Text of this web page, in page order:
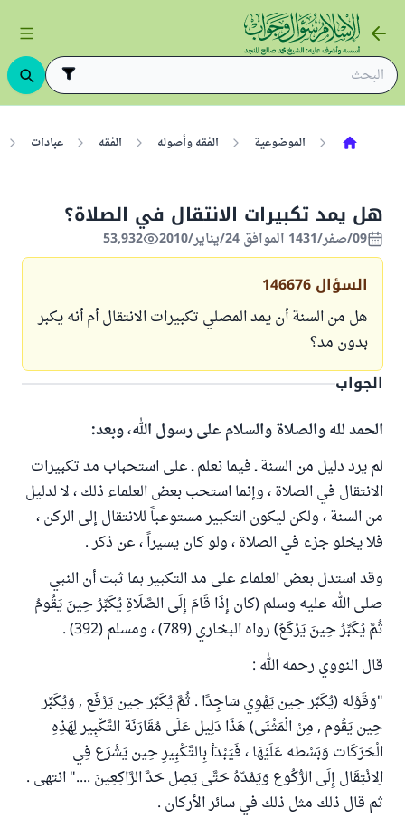
الموضوعية الفقه وأصوله الفقه عبادات
هل يمد تكبيرات الانتقال في الصلاة؟
09/صفر/1431 الموافق 24/يناير/2010 53,932
السؤال 146676
هل من السنة أن يمد المصلي تكبيرات الانتقال أم أنه يكبر
بدون مد؟
الجواب
الحمد لله والصلاة والسلام على رسول الله، وبعد:
لم يرد دليل من السنة ـ فيما نعلم ـ على استحباب مد تكبيرات
الانتقال في الصلاة ، وإنما استحب بعض العلماء ذلك ، لا لدليل
من السنة ، ولكن ليكون التكبير مستوعباً للانتقال إلى الركن ،
فلا يخلو جزء في الصلاة ، ولو كان يسيراً ، عن ذكر .
وقد استدل بعض العلماء على مد التكبير بما ثبت أن النبي
صلى الله عليه وسلم (كان إِذَا قَامَ إِلَى الصَّلَاةِ يُكَبِّرُ حِينَ يَقُومُ
ثُمَّ يُكَبِّرُ حِينَ يَرْكَعُ) رواه البخاري (789) ، ومسلم (392) .
قال النووي رحمه الله :
"وَقَوْله (يُكَبِّر حِين يَهْوِي سَاجِدًا . ثُمَّ يُكَبِّر حِين يَرْفَع , وَيُكَبِّر
حِين يَقُوم , مِنْ الْمَثْنَى) هَذَا دَلِيل عَلَى مُقَارَنَة التَّكْبِير لِهَذِهِ
الْحَرَكَات وَبَسْطه عَلَيْهَا ، فَيَبْدَأ بِالتَّكْبِيرِ حِين يَشْرَع فِي
الِانْتِقَال إِلَى الرُّكُوع وَيَمُدّهُ حَتَّى يَصِل حَدَّ الرَّاكِعِينَ ...." انتهى .
ثم قال ذلك مثل ذلك في سائر الأركان .